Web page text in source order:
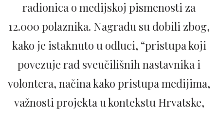
radionica o medijskoj pismenosti za
12.000 polaznika. Nagradu su dobili zbog,
kako je istaknuto u odluci, “pristupa koji
povezuje rad sveučilišnih nastavnika i
volontera, načina kako pristupa medijima,
važnosti projekta u kontekstu Hrvatske,